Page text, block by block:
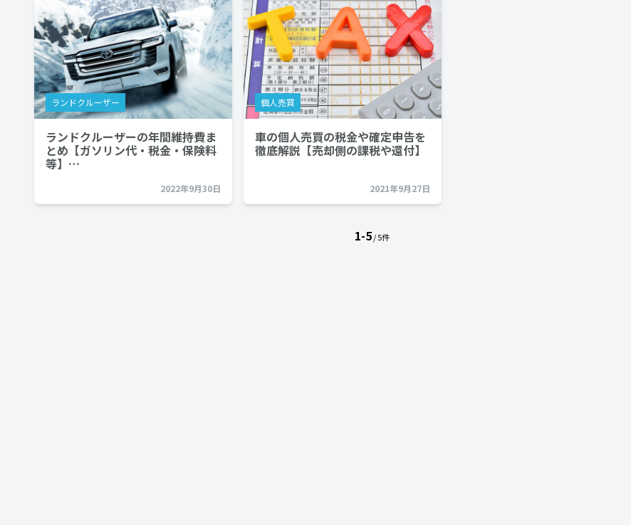
ランドクルーザー
ランドクルーザーの年間維持費ま
とめ【ガソリン代・税金・保険料
等】…
2022年9月30日
個人売買
車の個人売買の税金や確定申告を
徹底解説【売却側の課税や還付】
2021年9月27日
1-5/ 5件